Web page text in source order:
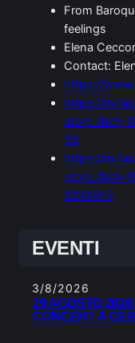
From
feelings
Elena
Contact:
https://
https://
55
https://
9249013
EVENTI
3/8/2026
29 AGOSTO
CONCERT A